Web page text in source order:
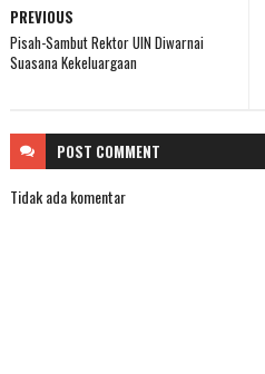
PREVIOUS
Pisah-Sambut Rektor UIN Diwarnai
Suasana Kekeluargaan
POST COMMENT
Tidak ada komentar